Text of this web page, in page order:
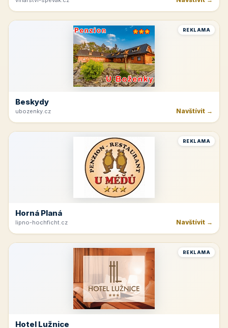
REKLAMA
Beskydy
ubozenky.cz Navštívit →
REKLAMA
Horná Planá
lipno-hochficht.cz Navštívit →
REKLAMA
Hotel Lužnice